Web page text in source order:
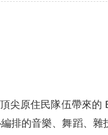
尖原住民隊伍帶來的
排的音樂、舞蹈、雜